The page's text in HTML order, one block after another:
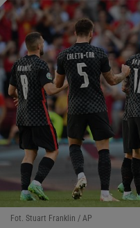
Fot. Stuart Franklin / AP